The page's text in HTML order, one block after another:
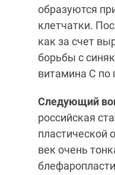
образуются
клетчатки.
как за счет
борьбы с
витамина С по
Следующий
российская
пластической
век очень